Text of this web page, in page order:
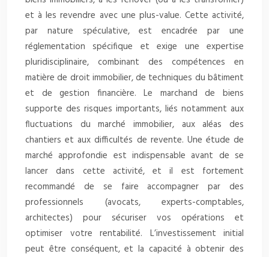
et à les revendre avec une plus-value. Cette activité,
par nature spéculative, est encadrée par une
réglementation spécifique et exige une expertise
pluridisciplinaire, combinant des compétences en
matière de droit immobilier, de techniques du bâtiment
et de gestion financière. Le marchand de biens
supporte des risques importants, liés notamment aux
fluctuations du marché immobilier, aux aléas des
chantiers et aux difficultés de revente. Une étude de
marché approfondie est indispensable avant de se
lancer dans cette activité, et il est fortement
recommandé de se faire accompagner par des
professionnels (avocats, experts-comptables,
architectes) pour sécuriser vos opérations et
optimiser votre rentabilité. L’investissement initial
peut être conséquent, et la capacité à obtenir des